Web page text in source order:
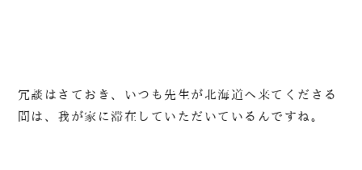
冗談はさておき、いつも先生が北海道へ来てくださる
間は、我が家に滞在していただいているんですね。